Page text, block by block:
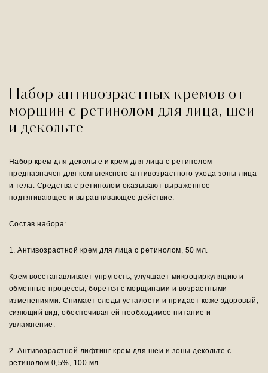
Набор антивозрастных кремов от
морщин с ретинолом для лица, шеи
и декольте
Набор крем для декольте и крем для лица с ретинолом
предназначен для комплексного антивозрастного ухода зоны лица
и тела. Средства с ретинолом оказывают выраженное
подтягивающее и выравнивающее действие.
Состав набора:
1. Антивозрастной крем для лица с ретинолом, 50 мл.
Крем восстанавливает упругость, улучшает микроциркуляцию и
обменные процессы, борется с морщинами и возрастными
изменениями. Снимает следы усталости и придает коже здоровый,
сияющий вид, обеспечивая ей необходимое питание и
увлажнение.
2. Антивозрастной лифтинг-крем для шеи и зоны декольте с
ретинолом 0,5%, 100 мл.